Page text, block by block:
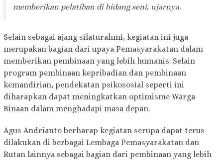
memberikan pelatihan di bidang seni, ujarnya.
Selain sebagai ajang silaturahmi, kegiatan ini juga
merupakan bagian dari upaya Pemasyarakatan dalam
memberikan pembinaan yang lebih humanis. Selain
program pembinaan kepribadian dan pembinaan
kemandirian, pendekatan psikososial seperti ini
diharapkan dapat meningkatkan optimisme Warga
Binaan dalam menghadapi masa depan.
Agus Andrianto berharap kegiatan serupa dapat terus
dilakukan di berbagai Lembaga Pemasyarakatan dan
Rutan lainnya sebagai bagian dari pembinaan yang lebih